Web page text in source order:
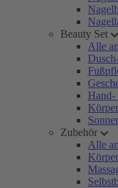
Beauty Set
Alle
Hand-
Zubehör
Alle